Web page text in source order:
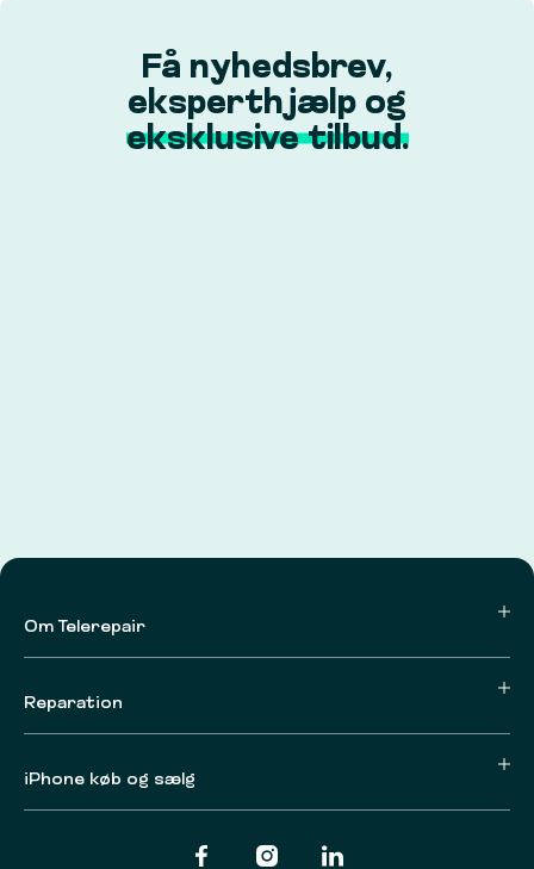
Få nyhedsbrev,
eksperthjælp og
eksklusive tilbud.
Om Telerepair
Reparation
iPhone køb og sælg